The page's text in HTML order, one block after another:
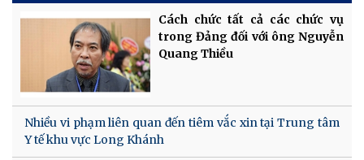
Cách chức tất cả các chức vụ
trong Đảng đối với ông Nguyễn
Quang Thiều
Nhiều vi phạm liên quan đến tiêm vắc xin tại Trung tâm
Y tế khu vực Long Khánh